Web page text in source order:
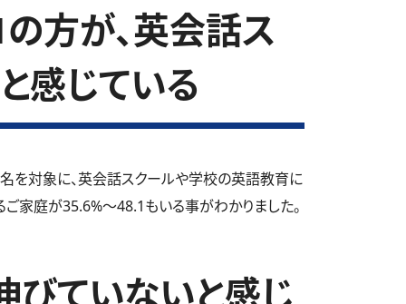
方が、英会話ス
感じている
を対象に、英会話スクールや学校の英語教育に
ご家庭が35.6%～48.1もいる事がわかりました。
びていないと感じ